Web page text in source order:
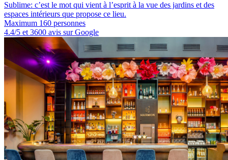
Sublime: c’est le mot qui vient à l’esprit à la vue des jardins et des
espaces intérieurs que propose ce lieu.
Maximum 160 personnes
4.4/5 et 3600 avis sur Google